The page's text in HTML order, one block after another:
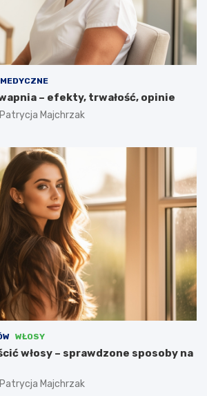
– efekty, trwałość, opinie
Patrycja Majchrzak
WŁOSY
włosy – sprawdzone sposoby na
Patrycja Majchrzak